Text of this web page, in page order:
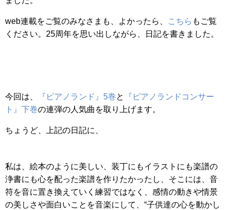
web連載をご覧のみなさまも、よかったら、 こちら もご覧
ください。25周年を思い出しながら、日記を書きました。
今回は、 『ピアノランド』5巻と
『ピアノランドコンサー
ト』下巻の連弾の人気曲を取り上げます。
ちょうど、上記の日記に、
私は、絵本のように美しい、装丁にもイラストにも楽譜の
浄書にも心を配った楽譜を作りたかったし、そこには、音
符を音に置き換えていく練習ではなく、感情の動きや情景
の美しさや面白いことを音楽にして、“子供達の心を動かし